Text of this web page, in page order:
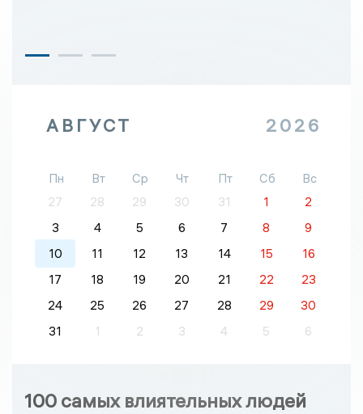
АВГУСТ 2026
Пн Вт Ср Чт Пт Сб
Вс
27
28 29 30 31 1
2
3
4 5 6 7 8
9
10
11 12 13 14 15
16
17
18 19 20 21 22
23
24
25 26 27 28 29
30
31
1 2 3 4 5 6
100 самых влиятельных людей